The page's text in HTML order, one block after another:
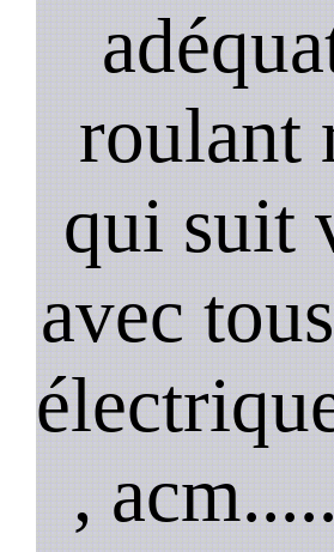
roulant
qui suit
avec
,